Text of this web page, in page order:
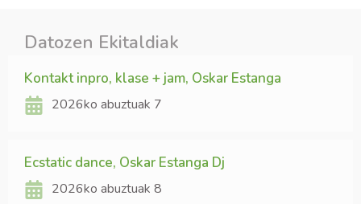
Datozen Ekitaldiak
Kontakt inpro, klase + jam, Oskar Estanga
2026ko abuztuak 7
Ecstatic dance, Oskar Estanga Dj
2026ko abuztuak 8